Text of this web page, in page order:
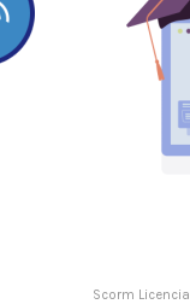
Scorm Licencia